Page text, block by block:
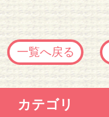
一覧へ戻る
カテゴリ